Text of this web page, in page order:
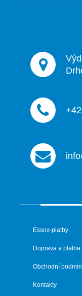
Essox-platby
Doprava a platba
Obchodní
Kontakty